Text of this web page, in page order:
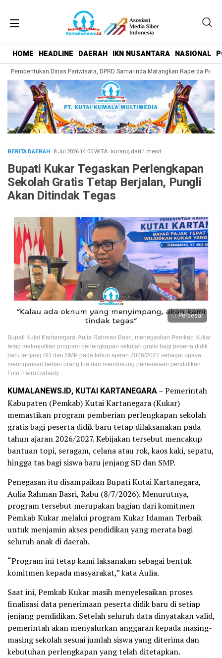
HOME HEADLINE DAERAH IKN NUSANTARA NASIONAL
Pembentukan Dinas Pariwisata, DPRD Samarinda Matangkan Raperda
BERITA DAERAH· 8 Jul 202614:00WITA· kurang dari 1 menit
Bupati Kukar Tegaskan Perlengkapan
Sekolah Gratis Tetap Berjalan, Pungli
Akan Ditindak Tegas
Perbesar
Bupati Kutai Kartanegara, Aulia Rahman Basri, menegaskan Pemkab Kukar
tetap melanjutkan program perlengkapan sekolah gratis bagi peserta didik
baru jenjang SD dan SMP pada tahun ajaran 2026/2027 sebagai upaya
meringankan beban orang tua dan mendukung pemerataan pendidikan.
Foto: Fairuzzabady.
KUMALANEWS.ID, KUTAI KARTANEGARA– Pemerintah
Kabupaten (Pemkab) Kutai Kartanegara (Kukar)
memastikan program pemberian perlengkapan sekolah
gratis bagi peserta didik baru tetap dilaksanakan pada
tahun ajaran 2026/2027. Kebijakan tersebut mencakup
bantuan topi, seragam, celana atau rok, kaos kaki, sepatu,
hingga tas bagi siswa baru jenjang SD dan SMP.
Penegasan itu disampaikan Bupati Kutai Kartanegara,
Aulia Rahman Basri, Rabu (8/7/2026). Menurutnya,
program tersebut merupakan bagian dari komitmen
Pemkab Kukar melalui program Kukar Idaman Terbaik
untuk menjamin akses pendidikan yang merata bagi
seluruh anak di daerah.
“Program ini tetap kami laksanakan sebagai bentuk
komitmen kepada masyarakat,” kata Aulia.
Saat ini, Pemkab Kukar masih menyelesaikan proses
finalisasi data penerimaan peserta didik baru di setiap
jenjang pendidikan. Setelah seluruh data dinyatakan valid,
pemerintah akan menyalurkan anggaran kepada masing-
masing sekolah sesuai jumlah siswa yang diterima dan
kebutuhan perlengkapan yang telah ditetapkan.